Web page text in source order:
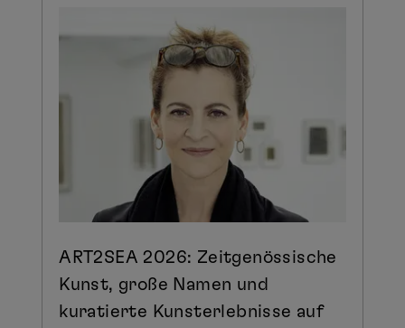
ART2SEA 2026: Zeitgenössische
Kunst, große Namen und
kuratierte Kunsterlebnisse auf